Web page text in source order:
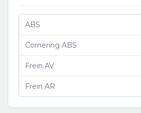
ABS
Cornering ABS
Frein AV
Frein AR